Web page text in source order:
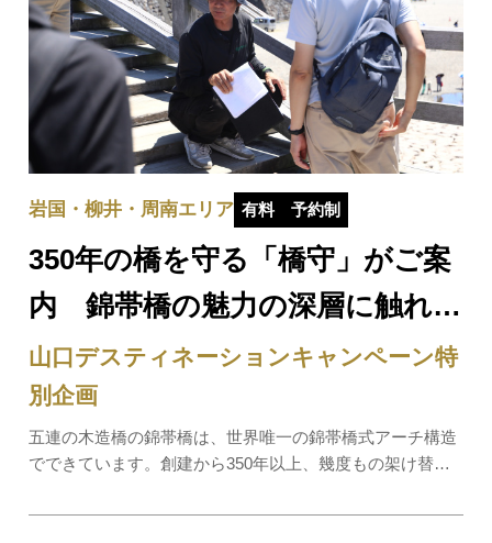
350年の橋を守る「橋守」がご案
内 錦帯橋の魅力の深層に触れ…
山口デスティネーションキャンペーン特
別企画
五連の木造橋の錦帯橋は、世界唯一の錦帯橋式アーチ構造
でできています。創建から350年以上、幾度もの架け替え
くは1699年に遡る図面や、型板などを基に、木組みの工法
岩国・柳井・周南エリア 有料 予約制